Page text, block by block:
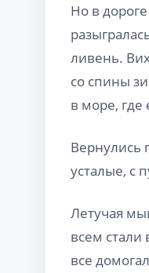
Но в
ливень.
со спины
в море, где
Вернулись
усталые, с
Летучая
всем стали
все